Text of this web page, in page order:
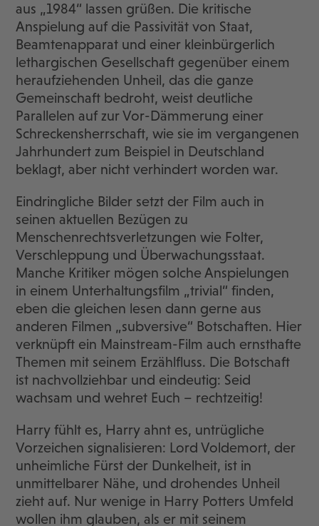
aus „1984“ lassen grüßen. Die kritische
Anspielung auf die Passivität von Staat,
Beamtenapparat und einer kleinbürgerlich
lethargischen Gesellschaft gegenüber einem
heraufziehenden Unheil, das die ganze
Gemeinschaft bedroht, weist deutliche
Parallelen auf zur Vor-Dämmerung einer
Schreckensherrschaft, wie sie im vergangenen
Jahrhundert zum Beispiel in Deutschland
beklagt, aber nicht verhindert worden war.
Eindringliche Bilder setzt der Film auch in
seinen aktuellen Bezügen zu
Menschenrechtsverletzungen wie Folter,
Verschleppung und Überwachungsstaat.
Manche Kritiker mögen solche Anspielungen
in einem Unterhaltungsfilm „trivial“ finden,
eben die gleichen lesen dann gerne aus
anderen Filmen „subversive“ Botschaften. Hier
verknüpft ein Mainstream-Film auch ernsthafte
Themen mit seinem Erzählfluss. Die Botschaft
ist nachvollziehbar und eindeutig: Seid
wachsam und wehret Euch – rechtzeitig!
Harry fühlt es, Harry ahnt es, untrügliche
Vorzeichen signalisieren: Lord Voldemort, der
unheimliche Fürst der Dunkelheit, ist in
unmittelbarer Nähe, und drohendes Unheil
zieht auf. Nur wenige in Harry Potters Umfeld
wollen ihm glauben, als er mit seinem